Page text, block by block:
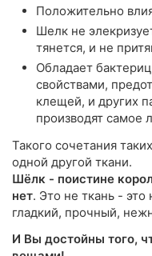
Положительно
Шелк не
тянется, и не
Обладает
свойствами,
клещей, и других
производят самое
Такого сочетания
одной другой ткани.
Шёлк - поистине
нет. Это не ткань -
гладкий, прочный,
И Вы достойны того,